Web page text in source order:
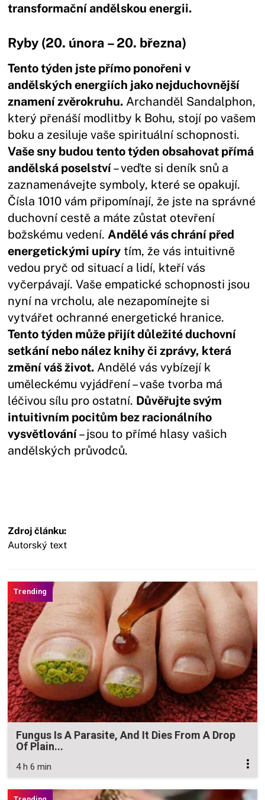
transformační andělskou energii.
Ryby (20. února – 20. března)
Tento týden jste přímo ponořeni v
andělských energiích jako nejduchovnější
znamení zvěrokruhu. Archanděl Sandalphon,
který přenáší modlitby k Bohu, stojí po vašem
boku a zesiluje vaše spirituální schopnosti.
Vaše sny budou tento týden obsahovat přímá
andělská poselství– veďte si deník snů a
zaznamenávejte symboly, které se opakují.
Čísla 1010 vám připomínají, že jste na správné
duchovní cestě a máte zůstat otevření
božskému vedení.Andělé vás chrání před
energetickými upíry tím, že vás intuitivně
vedou pryč od situací a lidí, kteří vás
vyčerpávají. Vaše empatické schopnosti jsou
nyní na vrcholu, ale nezapomínejte si
vytvářet ochranné energetické hranice.
Tento týden může přijít důležité duchovní
setkání nebo nález knihy či zprávy, která
změní váš život. Andělé vás vybízejí k
uměleckému vyjádření – vaše tvorba má
léčivou sílu pro ostatní. Důvěřujte svým
intuitivním pocitům bez racionálního
vysvětlování– jsou to přímé hlasy vašich
andělských průvodců.
Zdroj článku:
Autorský text
Fungus Is A Parasite, And It Dies From A Drop
Of Plain...
4 h 6 min